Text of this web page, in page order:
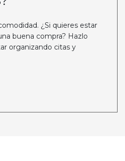
¿Si quieres estar
buena compra? Hazlo
organizando citas y